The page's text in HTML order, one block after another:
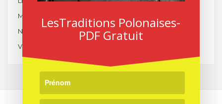
Musique de Pologne
Non classé
Voyage en Pologne
LesTraditions Polonaises-
PDF Gratuit